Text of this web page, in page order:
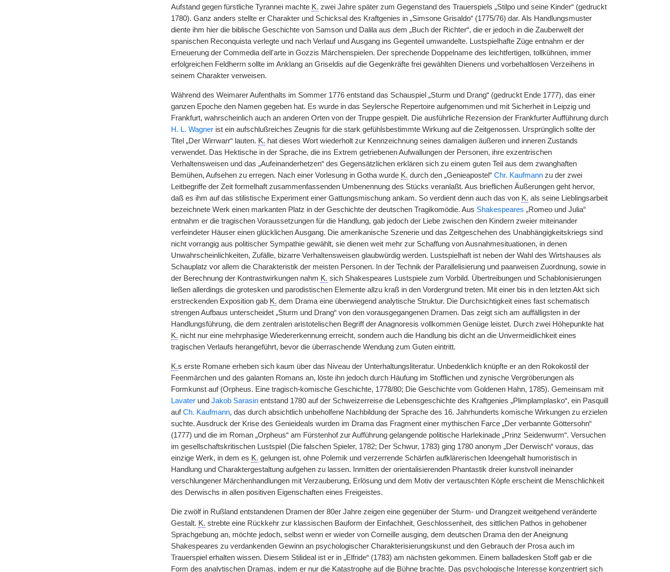
Aufstand gegen fürstliche Tyrannei machte K. zwei Jahre später zum Gegenstand des Trauerspiels „Stilpo und seine Kinder“ (gedruckt
1780). Ganz anders stellte er Charakter und Schicksal des Kraftgenies in „Simsone Grisaldo“ (1775/76) dar. Als Handlungsmuster
diente ihm hier die biblische Geschichte von Samson und Dalila aus dem „Buch der Richter“, die er jedoch in die Zauberwelt der
spanischen Reconquista verlegte und nach Verlauf und Ausgang ins Gegenteil umwandelte. Lustspielhafte Züge entnahm er der
Erneuerung der Commedia dell'arte in Gozzis Märchenspielen. Der sprechende Doppelname des leichtfertigen, tollkühnen, immer
erfolgreichen Feldherrn sollte im Anklang an Griseldis auf die Gegenkräfte frei gewählten Dienens und vorbehaltlosen Verzeihens in
seinem Charakter verweisen.
Während des Weimarer Aufenthalts im Sommer 1776 entstand das Schauspiel „Sturm und Drang“ (gedruckt Ende 1777), das einer
ganzen Epoche den Namen gegeben hat. Es wurde in das Seylersche Repertoire aufgenommen und mit Sicherheit in Leipzig und
Frankfurt, wahrscheinlich auch an anderen Orten von der Truppe gespielt. Die ausführliche Rezension der Frankfurter Aufführung durch
H. L. Wagnerist ein aufschlußreiches Zeugnis für die stark gefühlsbestimmte Wirkung auf die Zeitgenossen. Ursprünglich sollte der
Titel „Der Wirrwarr“ lauten. K. hat dieses Wort wiederholt zur Kennzeichnung seines damaligen äußeren und inneren Zustands
verwendet. Das Hektische in der Sprache, die ins Extrem getriebenen Aufwallungen der Personen, ihre exzentrischen
Verhaltensweisen und das „Aufeinanderhetzen“ des Gegensätzlichen erklären sich zu einem guten Teil aus dem zwanghaften
Bemühen, Aufsehen zu erregen. Nach einer Vorlesung in Gotha wurde K. durch den „Genieapostel“ Chr. Kaufmannzu der zwei
Leitbegriffe der Zeit formelhaft zusammenfassenden Umbenennung des Stücks veranlaßt. Aus brieflichen Äußerungen geht hervor,
daß es ihm auf das stilistische Experiment einer Gattungsmischung ankam. So verdient denn auch das von K. als seine Lieblingsarbeit
bezeichnete Werk einen markanten Platz in der Geschichte der deutschen Tragikomödie. Aus Shakespeares „Romeo und Julia“
entnahm er die tragischen Voraussetzungen für die Handlung, gab jedoch der Liebe zwischen den Kindern zweier miteinander
verfeindeter Häuser einen glücklichen Ausgang. Die amerikanische Szenerie und das Zeitgeschehen des Unabhängigkeitskriegs sind
nicht vorrangig aus politischer Sympathie gewählt, sie dienen weit mehr zur Schaffung von Ausnahmesituationen, in denen
Unwahrscheinlichkeiten, Zufälle, bizarre Verhaltensweisen glaubwürdig werden. Lustspielhaft ist neben der Wahl des Wirtshauses als
Schauplatz vor allem die Charakteristik der meisten Personen. In der Technik der Parallelisierung und paarweisen Zuordnung, sowie in
der Berechnung der Kontrastwirkungen nahm K. sich Shakespeares Lustspiele zum Vorbild. Übertreibungen und Schablonisierungen
ließen allerdings die grotesken und parodistischen Elemente allzu kraß in den Vordergrund treten. Mit einer bis in den letzten Akt sich
erstreckenden Exposition gab K. dem Drama eine überwiegend analytische Struktur. Die Durchsichtigkeit eines fast schematisch
strengen Aufbaus unterscheidet „Sturm und Drang“ von den vorausgegangenen Dramen. Das zeigt sich am auffälligsten in der
Handlungsführung, die dem zentralen aristotelischen Begriff der Anagnoresis vollkommen Genüge leistet. Durch zwei Höhepunkte hat
K. nicht nur eine mehrphasige Wiedererkennung erreicht, sondern auch die Handlung bis dicht an die Unvermeidlichkeit eines
tragischen Verlaufs herangeführt, bevor die überraschende Wendung zum Guten eintritt.
K.s erste Romane erheben sich kaum über das Niveau der Unterhaltungsliteratur. Unbedenklich knüpfte er an den Rokokostil der
Feenmärchen und des galanten Romans an, löste ihn jedoch durch Häufung im Stofflichen und zynische Vergröberungen als
Formkunst auf (Orpheus. Eine tragisch-komische Geschichte, 1778/80; Die Geschichte vom Goldenen Hahn, 1785). Gemeinsam mit
Lavaterund Jakob Sarasinentstand 1780 auf der Schweizerreise die Lebensgeschichte des Kraftgenies „Plimplamplasko“, ein Pasquill
aufCh. Kaufmann, das durch absichtlich unbeholfene Nachbildung der Sprache des 16. Jahrhunderts komische Wirkungen zu erzielen
suchte. Ausdruck der Krise des Genieideals wurden im Drama das Fragment einer mythischen Farce „Der verbannte Göttersohn“
(1777) und die im Roman „Orpheus“ am Fürstenhof zur Aufführung gelangende politische Harlekinade „Prinz Seidenwurm“. Versuchen
im gesellschaftskritischen Lustspiel (Die falschen Spieler, 1782; Der Schwur, 1783) ging 1780 anonym „Der Derwisch“ voraus, das
einzige Werk, in dem es K. gelungen ist, ohne Polemik und verzerrende Schärfen aufklärerischen Ideengehalt humoristisch in
Handlung und Charaktergestaltung aufgehen zu lassen. Inmitten der orientalisierenden Phantastik dreier kunstvoll ineinander
verschlungener Märchenhandlungen mit Verzauberung, Erlösung und dem Motiv der vertauschten Köpfe erscheint die Menschlichkeit
des Derwischs in allen positiven Eigenschaften eines Freigeistes.
Die zwölf in Rußland entstandenen Dramen der 80er Jahre zeigen eine gegenüber der Sturm- und Drangzeit weitgehend veränderte
Gestalt. K. strebte eine Rückkehr zur klassischen Bauform der Einfachheit, Geschlossenheit, des sittlichen Pathos in gehobener
Sprachgebung an, möchte jedoch, selbst wenn er wieder von Corneille ausging, dem deutschen Drama den der Aneignung
Shakespeares zu verdankenden Gewinn an psychologischer Charakterisierungskunst und den Gebrauch der Prosa auch im
Trauerspiel erhalten wissen. Diesem Stilideal ist er in „Elfride“ (1783) am nächsten gekommen. Einem balladesken Stoff gab er die
Form des analytischen Dramas, indem er nur die Katastrophe auf die Bühne brachte. Das psychologische Interesse konzentriert sich